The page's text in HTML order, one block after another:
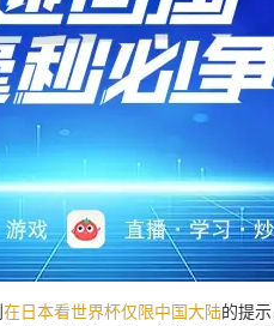
在日本看世界杯仅限中国大陆的提